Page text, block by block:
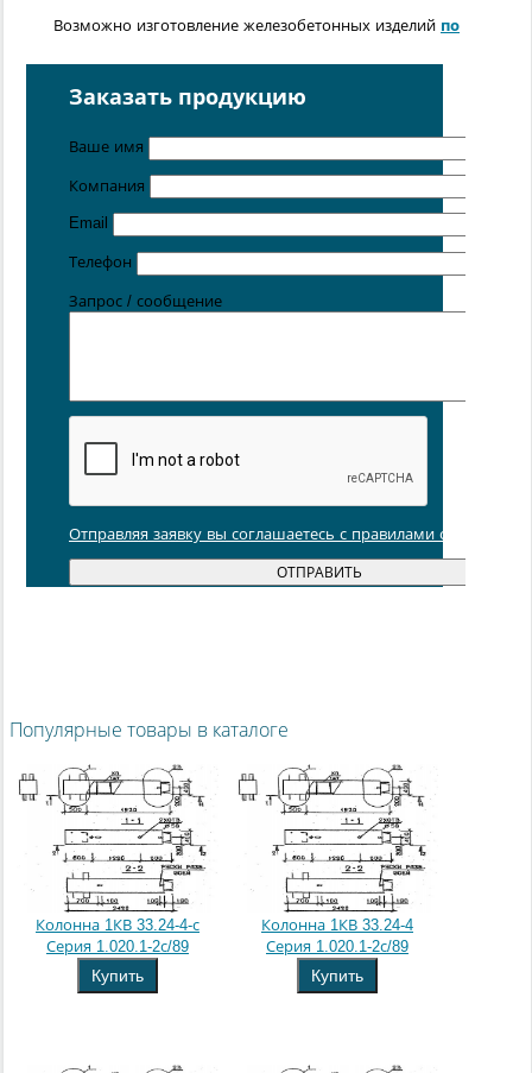
Возможно изготовление железобетонных изделий по
расположенных вСанкт-Петербурге
Цена от 5 руб. / кг
Заказать продукцию
Ваше имя
Компания
Email
Телефон
Запрос / сообщение
Отправляя заявку вы соглашаетесь с правилами обработки
Популярные товары в каталоге
Колонна 1КВ 33.24-4-с
Серия 1.020.1-2с/89
Купить
Колонна 1КВ 33.24-4
Серия 1.020.1-2с/89
Купить